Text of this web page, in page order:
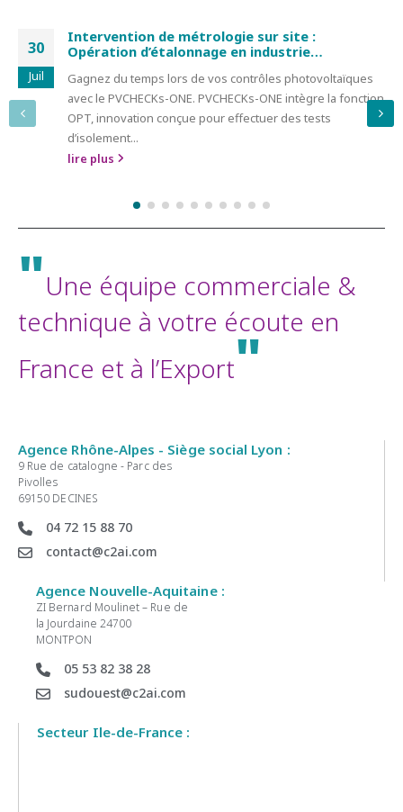
30
Juil
Intervention de métrologie sur site :
Opération d’étalonnage en industrie
Auvergne Rhône-Alpes
Gagnez du temps lors de vos contrôles photovoltaïques
avec le PVCHECKs-ONE. PVCHECKs-ONE intègre la fonction
OPT, innovation conçue pour effectuer des tests
d’isolement...
lire plus
"Une équipe commerciale &
technique à votre écoute en
France et à l’Export"
Agence Rhône-Alpes - Siège social Lyon :
9 Rue de catalogne - Parc des
Pivolles
69150 DECINES
04 72 15 88 70
contact@c2ai.com
Agence Nouvelle-Aquitaine :
ZI Bernard Moulinet – Rue de
la Jourdaine 24700
MONTPON
05 53 82 38 28
sudouest@c2ai.com
Secteur Ile-de-France :